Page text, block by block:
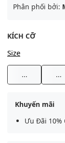
Phân phối bởi:
KÍCH CỠ
Size
... ...
Khuyến mãi
Ưu Đãi 10%